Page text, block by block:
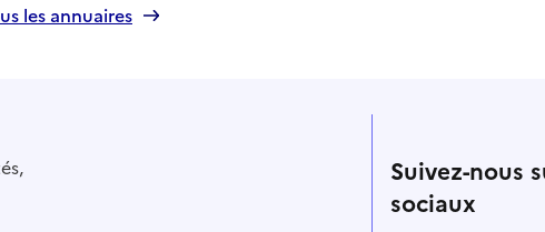
les annuaires
Suivez-nous
sociaux